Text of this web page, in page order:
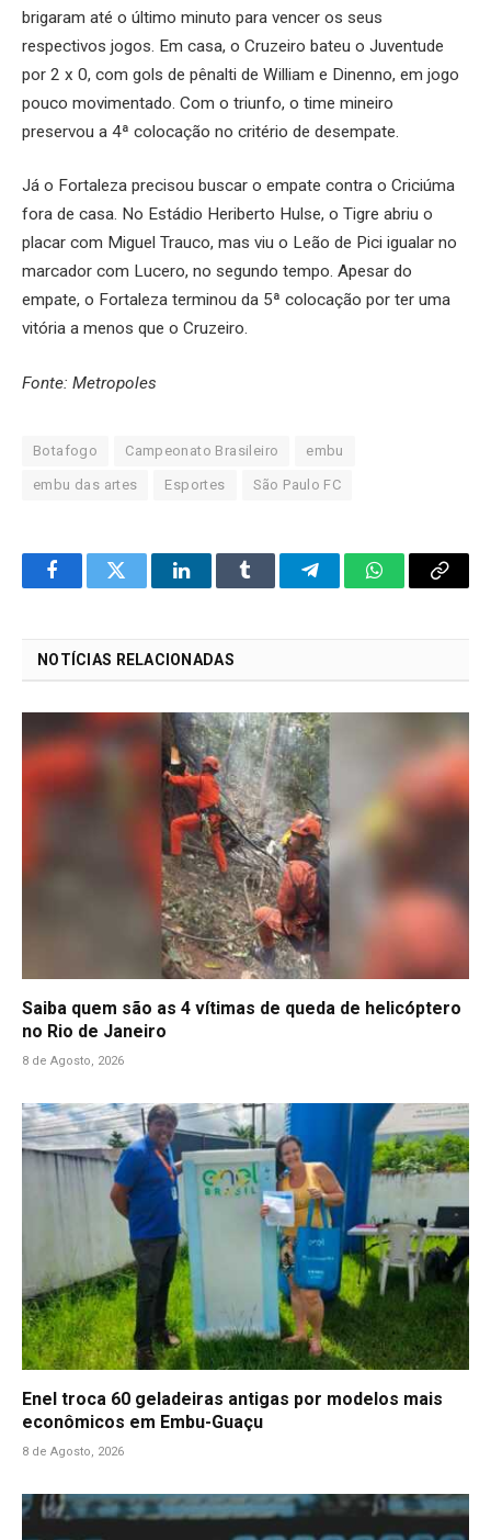
brigaram até o último minuto para vencer os seus
respectivos jogos. Em casa, o Cruzeiro bateu o Juventude
por 2 x 0, com gols de pênalti de William e Dinenno, em jogo
pouco movimentado. Com o triunfo, o time mineiro
preservou a 4ª colocação no critério de desempate.
Já o Fortaleza precisou buscar o empate contra o Criciúma
fora de casa. No Estádio Heriberto Hulse, o Tigre abriu o
placar com Miguel Trauco, mas viu o Leão de Pici igualar no
marcador com Lucero, no segundo tempo. Apesar do
empate, o Fortaleza terminou da 5ª colocação por ter uma
vitória a menos que o Cruzeiro.
Fonte: Metropoles
Botafogo Campeonato Brasileiro embu
embu das artes Esportes São Paulo FC
FacebookTwitter LinkedInTumblr TelegramWhatsApp
Copy
NOTÍCIAS RELACIONADAS
Saiba quem são as 4 vítimas de queda de helicóptero
no Rio de Janeiro
8 de Agosto, 2026
Enel troca 60 geladeiras antigas por modelos mais
econômicos em Embu-Guaçu
8 de Agosto, 2026